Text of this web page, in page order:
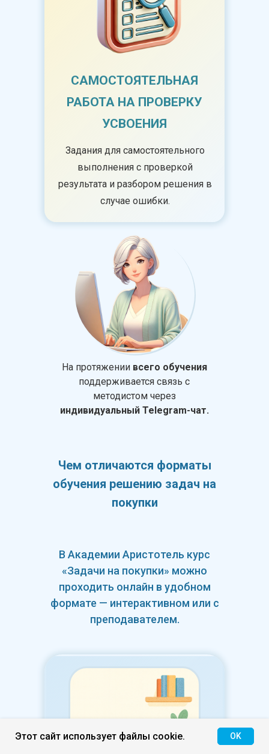
На протяжении всего обучения
поддерживается связь с
методистом через
индивидуальный Telegram-чат.
Задания для самостоятельного
выполнения с проверкой
результата и разбором решения в
случае ошибки.
САМОСТОЯТЕЛЬНАЯ
РАБОТА НА ПРОВЕРКУ
УСВОЕНИЯ
Чем отличаются форматы
обучения решению задач на
покупки
В Академии Аристотель курс
«Задачи на покупки» можно
проходить онлайн в удобном
формате — интерактивном или с
преподавателем.
Этот сайт использует файлы cookie. OK